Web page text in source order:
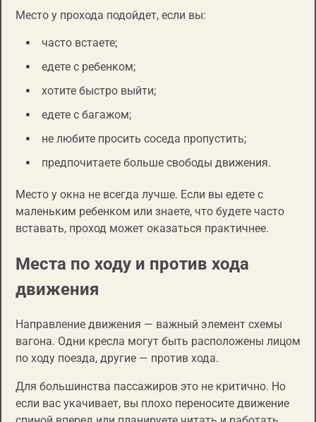
Место у прохода подойдет, если вы:
часто встаете;
едете с ребенком;
хотите быстро выйти;
едете с багажом;
не любите просить соседа пропустить;
предпочитаете больше свободы движения.
Место у окна не всегда лучше. Если вы едете с
маленьким ребенком или знаете, что будете часто
вставать, проход может оказаться практичнее.
Места по ходу и против хода
движения
Направление движения — важный элемент схемы
вагона. Одни кресла могут быть расположены лицом
по ходу поезда, другие — против хода.
Для большинства пассажиров это не критично. Но
если вас укачивает, вы плохо переносите движение